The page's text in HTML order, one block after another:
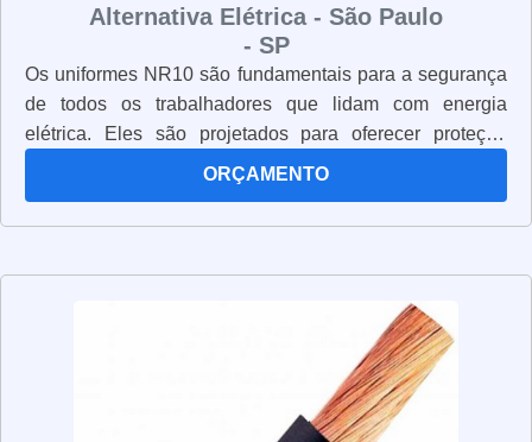
Alternativa Elétrica - São Paulo
- SP
Os uniformes NR10 são fundamentais para a segurança
de todos os trabalhadores que lidam com energia
elétrica. Eles são projetados para oferecer proteção
contra choques elétricos, queimaduras, riscos mecânicos
fabricados com materiais resistentes e duráveis, que
eles são projetados para serem fáceis de usar e manter.
Os uniformes NR10 são obrigatórios para todos os
trabalhadores que lidam com energia elétrica, pois eles
oferecem a segurança necessária para evitar acidentes.
É importante que os trabalhadores usem os uniformes
corretamente e que os mantenham limpos e em boas
ORÇAMENTO